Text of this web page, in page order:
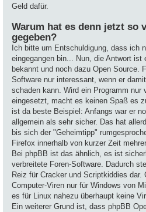
Geld dafür.
Warum hat es denn jetzt so
gegeben?
Ich bitte um Entschuldigung, dass ich
eingegangen bin... Nun, die Antwort
bekannt und noch dazu Open Source.
Software nur interessant, wenn er
schaden kann. Wird ein Programm nur
eingesetzt, macht es keinen Spaß es
ist da beste Beispiel: Anfangs war er
allgemein als sehr sicher. Das hat
bis sich der "Geheimtipp"
Firefox innerhalb von kurzer Zeit
Bei phpBB ist das ähnlich, es ist
verbreitete Foren-Software. Dadurch
Reiz für Cracker und Scriptkiddies dar.
Computer-Viren nur für Windows von
es für Linux nahezu überhaupt keine
Ein weiterer Grund ist, dass phpBB